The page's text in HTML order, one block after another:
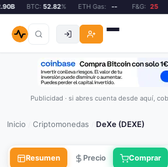
BTC:52.82% ETH Gas: -- F&G: 25
Publicidad · si abres cuenta desde aquí,
Inicio Criptomonedas DeXe (DEXE)
Resumen Precio Comprar